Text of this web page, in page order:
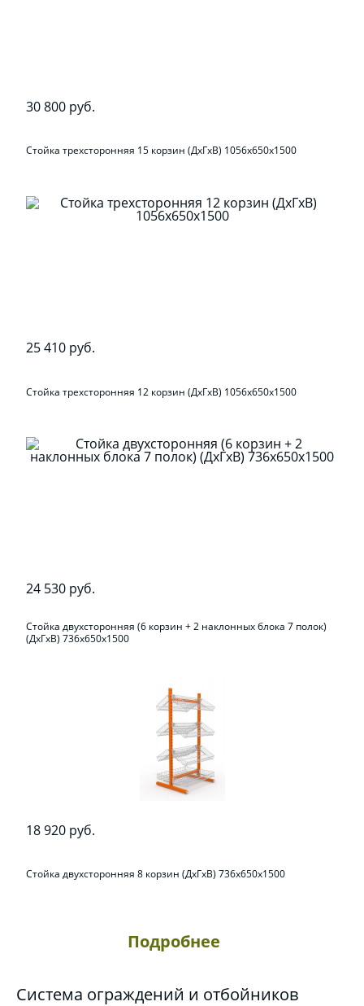
Подробнее
30 800 руб.
Стойка трехсторонняя 15 корзин (ДхГхВ) 1056х650х1500
25 410 руб.
Стойка трехсторонняя 12 корзин (ДхГхВ) 1056х650х1500
24 530 руб.
Стойка двухсторонняя (6 корзин + 2 наклонных блока 7 полок)
(ДхГхВ) 736х650х1500
18 920 руб.
Стойка двухсторонняя 8 корзин (ДхГхВ) 736х650х1500
Система ограждений и отбойников